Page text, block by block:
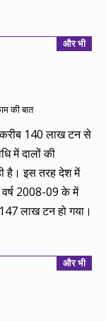
और भी
की बात
करीब 140 लाख टन से
में दालों की
है। इस तरह देश में
2008-09 के में
लाख टन हो गया।
और भी